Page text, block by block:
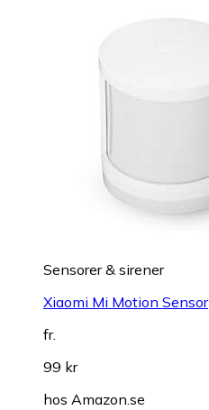
Sensorer & sirener
Xiaomi Mi Motion Sensor
fr.
99 kr
hos Amazon.se